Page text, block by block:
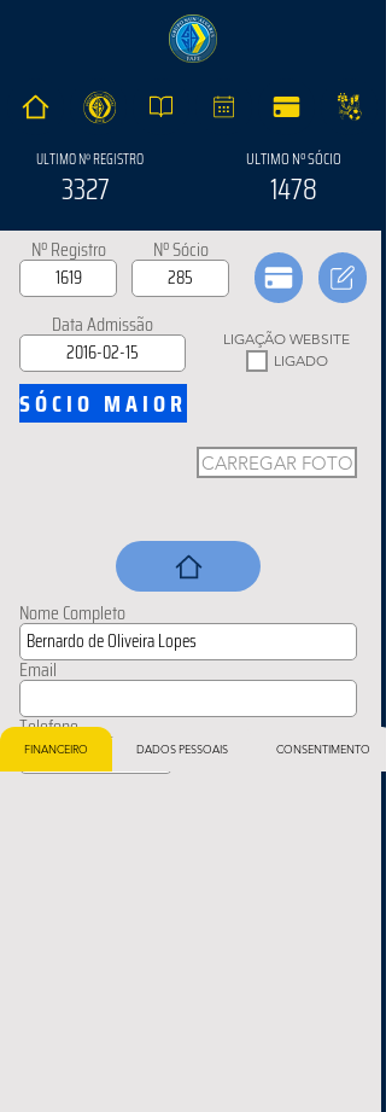
ULTIMO Nº REGISTRO
3327
ULTIMO Nº SÓCIO
1478
Nº Registro Nº Sócio
Data Admissão
LIGAÇÃO WEBSITE
LIGADO
SÓCIO MAIOR
CARREGAR FOTO
Nome Completo
Email
Telefone
FINANCEIRO DADOS PESSOAIS CONSENTIMENTO